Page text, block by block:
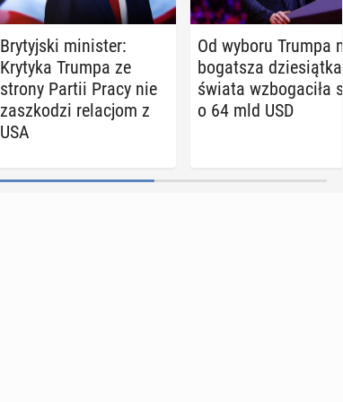
Bry­tyj­ski mi­ni­ster:
Krytyka Trumpa ze
strony Partii Pracy nie
za­szko­dzi re­la­cjom z
USA
Od wyboru Trumpa
bo­gat­sza dzie­siąt­ka
świata wzbo­ga­ci­ła
o 64 mld USD